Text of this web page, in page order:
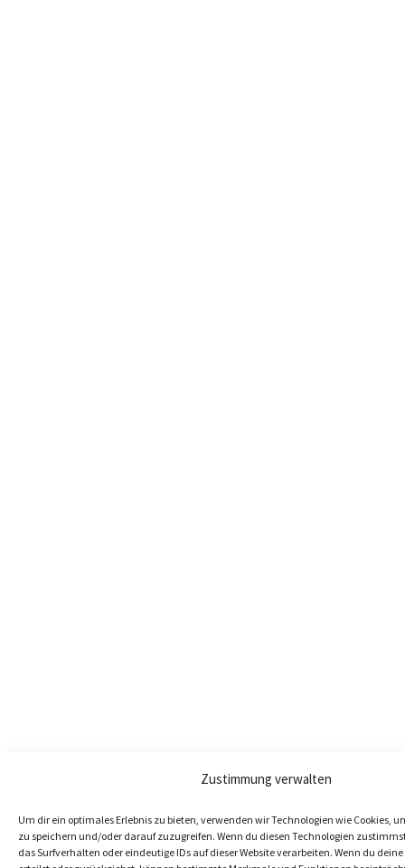
Zustimmung verwalten
Um dir ein optimales Erlebnis zu bieten, verwenden wir Technologien wie Cookies,
zu speichern und/oder darauf zuzugreifen. Wenn du diesen Technologien
das Surfverhalten oder eindeutige IDs auf dieser Website verarbeiten. Wenn du